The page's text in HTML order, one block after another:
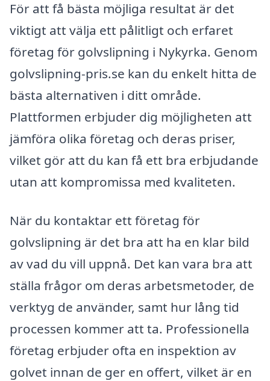
För att få bästa möjliga resultat är det
viktigt att välja ett pålitligt och erfaret
företag för golvslipning i Nykyrka. Genom
golvslipning-pris.se kan du enkelt hitta de
bästa alternativen i ditt område.
Plattformen erbjuder dig möjligheten att
jämföra olika företag och deras priser,
vilket gör att du kan få ett bra erbjudande
utan att kompromissa med kvaliteten.
När du kontaktar ett företag för
golvslipning är det bra att ha en klar bild
av vad du vill uppnå. Det kan vara bra att
ställa frågor om deras arbetsmetoder, de
verktyg de använder, samt hur lång tid
processen kommer att ta. Professionella
företag erbjuder ofta en inspektion av
golvet innan de ger en offert, vilket är en